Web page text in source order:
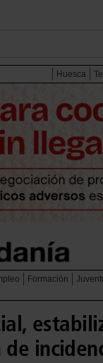
Huesca
Formación